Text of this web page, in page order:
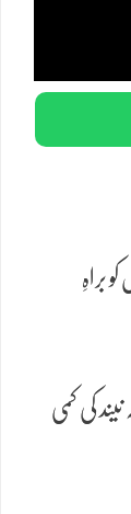
براہِ
کی کمی